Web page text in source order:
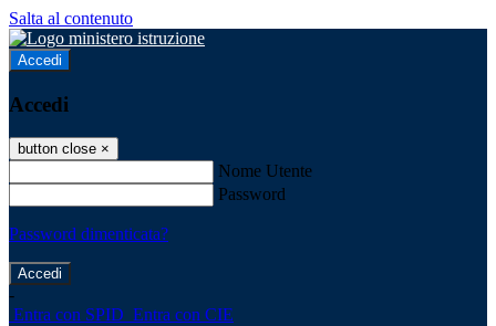
Salta al contenuto
Accedi
Accedi
button close ×
Nome Utente
Password
Password dimenticata?
-
Entra con SPID Entra con CIE